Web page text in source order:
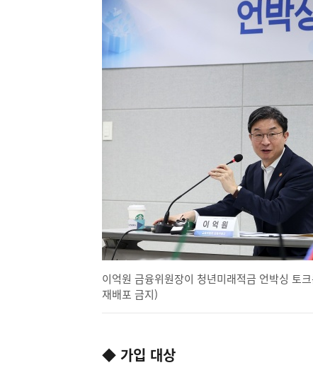
이억원 금융위원장이 청년미래적금 언박싱 토
재배포 금지)
◆ 가입 대상